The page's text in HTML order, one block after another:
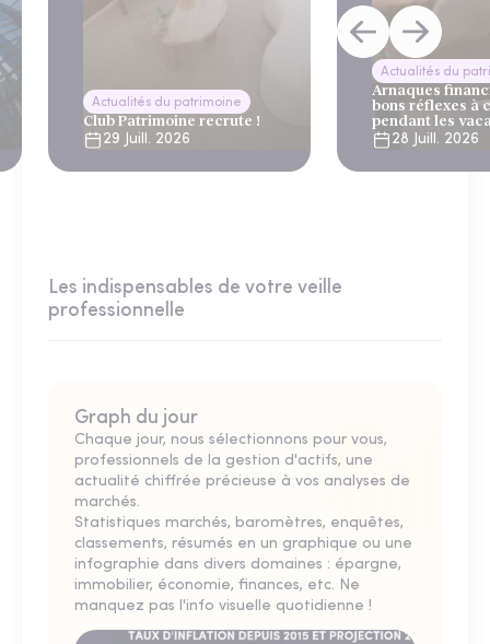
Actualités du patrimoine
Club Patrimoine recrute !
29 Juill. 2026
Actualités du
Arnaques
bons réflexes à
pendant les
28 Juill. 2026
Les indispensables de votre veille
professionnelle
Graph du jour
Chaque jour, nous sélectionnons pour vous,
professionnels de la gestion d'actifs, une
actualité chiffrée précieuse à vos analyses de
marchés.
Statistiques marchés, baromètres, enquêtes,
classements, résumés en un graphique ou une
infographie dans divers domaines : épargne,
immobilier, économie, finances, etc. Ne
manquez pas l'info visuelle quotidienne !